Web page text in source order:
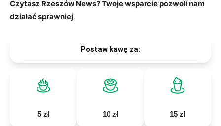
Czytasz Rzeszów News? Twoje wsparcie pozwoli nam
działać sprawniej.
Postaw kawę za:
5 zł 10 zł 15 zł